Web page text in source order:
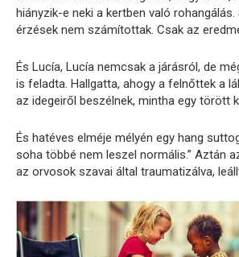
hiányzik-e neki a kertben való rohangálás.
érzések nem számítottak. Csak az
És Lucía, Lucía nemcsak a járásról, de
is feladta. Hallgatta, ahogy a felnőttek a
az idegeiről beszélnek, mintha egy törött
És hatéves elméje mélyén egy hang
soha többé nem leszel normális.” Aztán
az orvosok szavai által traumatizálva,